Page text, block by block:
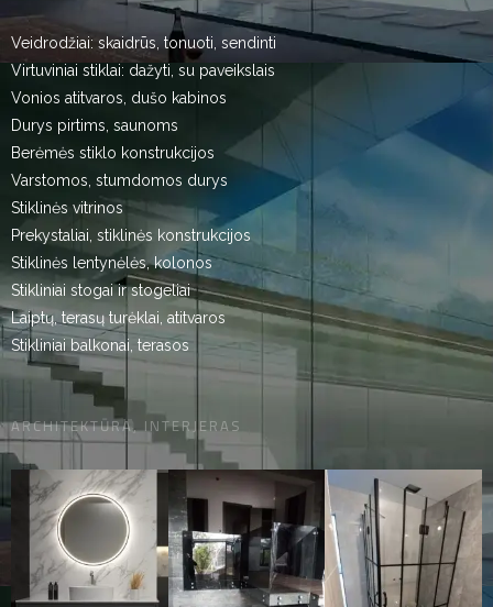
Veidrodžiai: skaidrūs, tonuoti, sendinti
Virtuviniai stiklai: dažyti, su paveikslais
Vonios atitvaros, dušo kabinos
Durys pirtims, saunoms
Berėmės stiklo konstrukcijos
Varstomos, stumdomos durys
Stiklinės vitrinos
Prekystaliai, stiklinės konstrukcijos
Stiklinės lentynėlės, kolonos
Stikliniai stogai ir stogeliai
Laiptų, terasų turėklai, atitvaros
Stikliniai balkonai, terasos
ARCHITEKTŪRA, INTERJERAS